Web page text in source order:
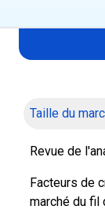
Taille du
Revue de
Facteurs de
marché du fil